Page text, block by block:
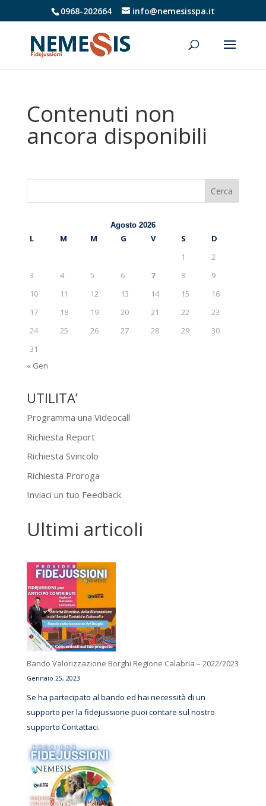
0968-202664 info@nemesisspa.it
Contenuti non
ancora disponibili
Cerca
Agosto 2026
L M M G V S
D
1
2
3
4 5 6 7 8
9
10
11 12 13 14 15
16
17
18 19 20 21 22
23
24
25 26 27 28 29
30
31
« Gen
UTILITA’
Programma una Videocall
Richiesta Report
Richiesta Svincolo
Richiesta Proroga
Inviaci un tuo Feedback
Ultimi articoli
Bando Valorizzazione Borghi Regione Calabria – 2022/2023
Gennaio 25, 2023
Se ha partecipato al bando ed hai necessità di un
supporto per la fidejussione puoi contare sul nostro
supporto Contattaci.